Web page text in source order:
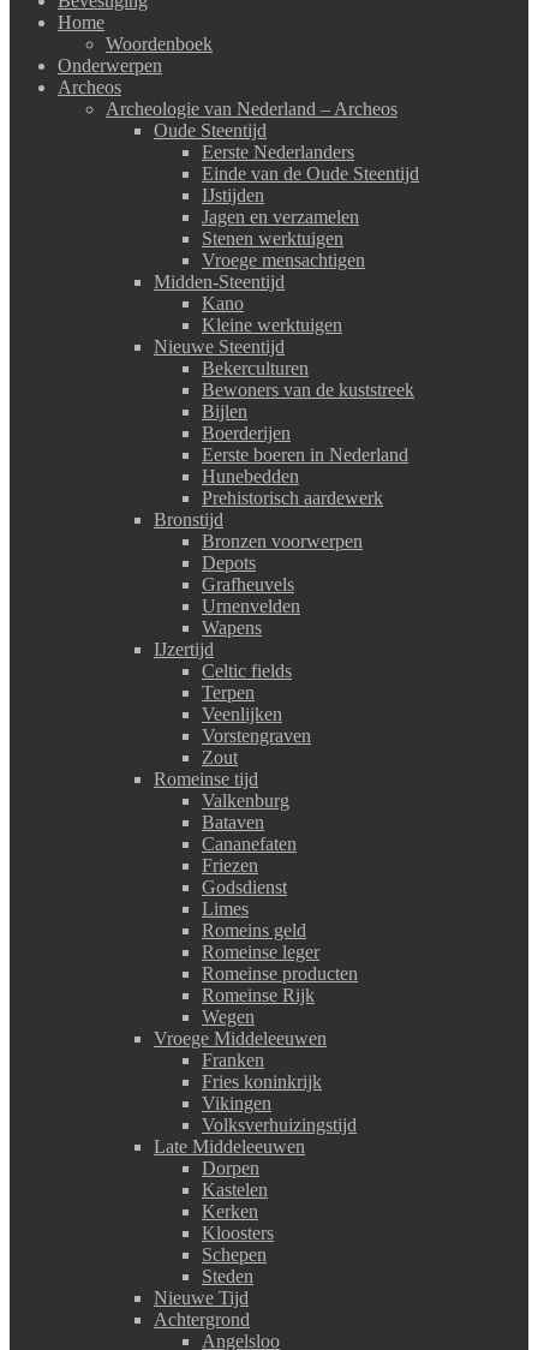
Home
Woordenboek
Onderwerpen
Archeos
Archeologie van Nederland – Archeos
Oude Steentijd
Eerste Nederlanders
Einde van de Oude Steentijd
IJstijden
Jagen en verzamelen
Stenen werktuigen
Vroege mensachtigen
Midden-Steentijd
Kano
Kleine werktuigen
Nieuwe Steentijd
Bekerculturen
Bewoners van de kuststreek
Bijlen
Boerderijen
Eerste boeren in Nederland
Hunebedden
Prehistorisch aardewerk
Bronstijd
Bronzen voorwerpen
Depots
Grafheuvels
Urnenvelden
Wapens
IJzertijd
Celtic fields
Terpen
Veenlijken
Vorstengraven
Zout
Romeinse tijd
Valkenburg
Bataven
Cananefaten
Friezen
Godsdienst
Limes
Romeins geld
Romeinse leger
Romeinse producten
Romeinse Rijk
Wegen
Vroege Middeleeuwen
Franken
Fries koninkrijk
Vikingen
Volksverhuizingstijd
Late Middeleeuwen
Dorpen
Kastelen
Kerken
Kloosters
Schepen
Steden
Nieuwe Tijd
Achtergrond
Angelsloo